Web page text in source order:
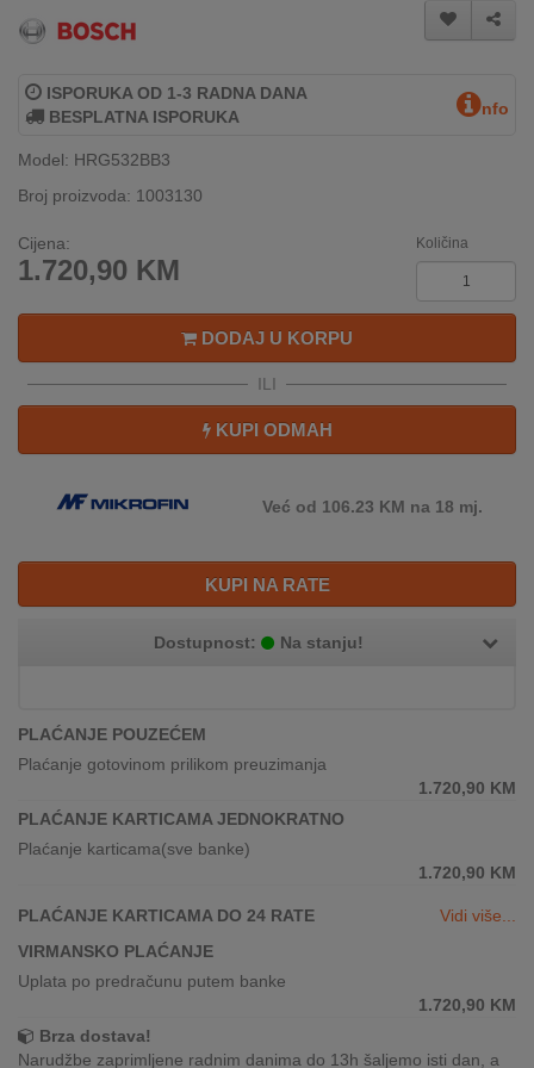
INTERNO
MOJ
NALOG
BRENDOVI
U
KONTAKT
I
KATALOZI
KUPOVINA
INOSTRANSTVA
OZNAKE
ENERGETSKE
DIGITALIS
ISPORUKA OD 1-3 RADNA DANA
BESPLATNA ISPORUKA
nfo
Model: HRG532BB3
Broj proizvoda: 1003130
Cijena:
1.720,90 KM
Količina
DODAJ U KORPU
ILI
KUPI ODMAH
Već od 106.23 KM na 18 mj.
KUPI NA RATE
Dostupnost: Na stanju!
PLAĆANJE POUZEĆEM
Plaćanje gotovinom prilikom preuzimanja
1.720,90 KM
PLAĆANJE KARTICAMA JEDNOKRATNO
Plaćanje karticama(sve banke)
1.720,90 KM
PLAĆANJE KARTICAMA DO 24 RATE
Vidi više...
VIRMANSKO PLAĆANJE
Uplata po predračunu putem banke
1.720,90 KM
Brza dostava!
Narudžbe zaprimljene radnim danima do 13h šaljemo isti dan, a